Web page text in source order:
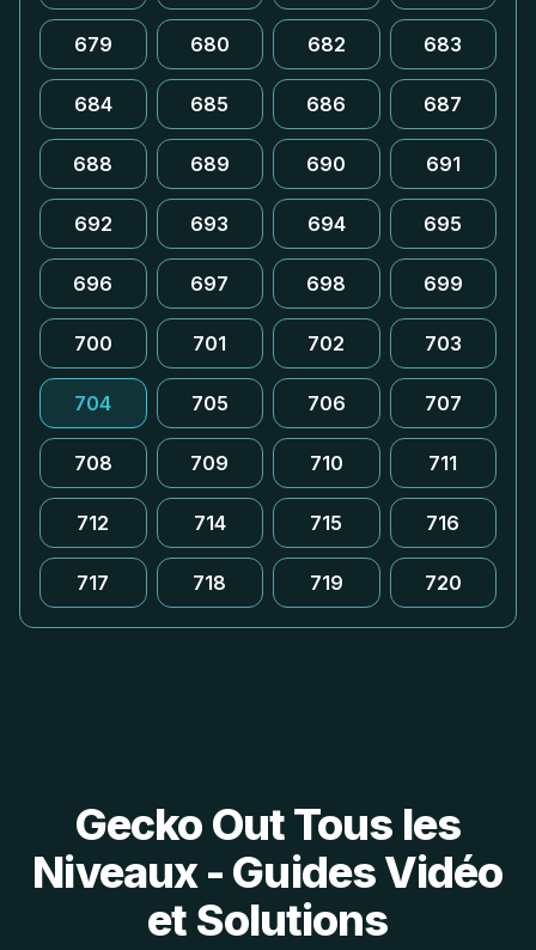
679 680 682 683
684 685 686 687
688 689 690 691
692 693 694 695
696 697 698 699
700 701 702 703
704 705 706 707
708 709 710 711
712 714 715 716
717 718 719 720
Gecko Out Tous les
Niveaux - Guides Vidéo
et Solutions